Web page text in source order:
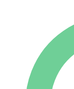
Paris
arrondissement